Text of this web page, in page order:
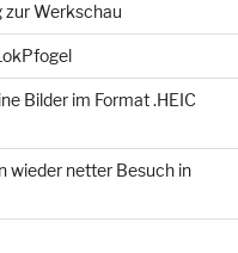
zur Werkschau
Bilder im Format .HEIC
wieder netter Besuch in